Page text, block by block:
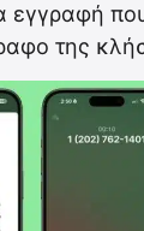
εγγραφή
της